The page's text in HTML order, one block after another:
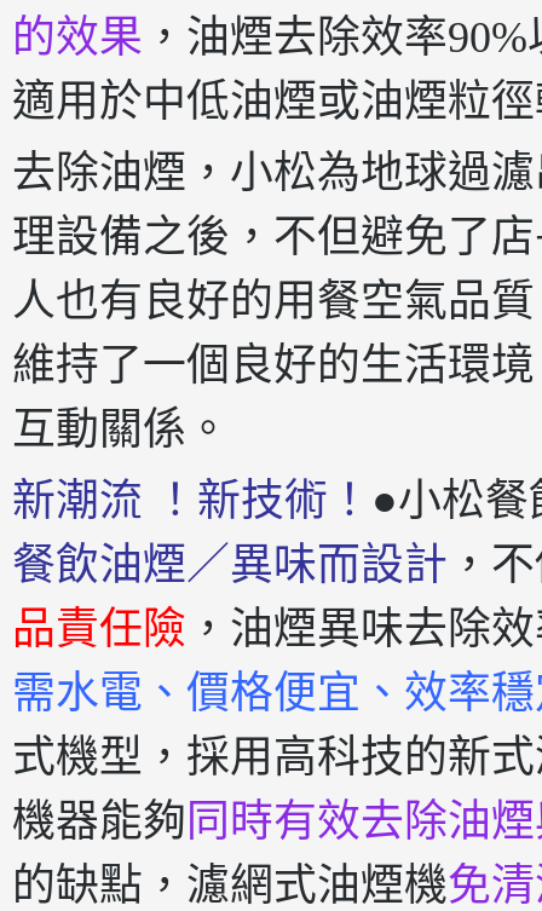
的效果 ，油煙去除效率
適用於中低油煙或油煙粒
去除油煙，小松為地球過
理設備之後，不但避免了
人也有良好的用餐空氣品
維持了一個良好的生活環
互動關係。
新潮流 ！新技術！ ●小松餐
餐飲油煙／異味而設計 ，
品責任險 ，油煙異味去除
需水電、價格便宜、效率
式機型，採用高科技的新
機器能夠同時有效去除油
的缺點，濾網式油煙機免